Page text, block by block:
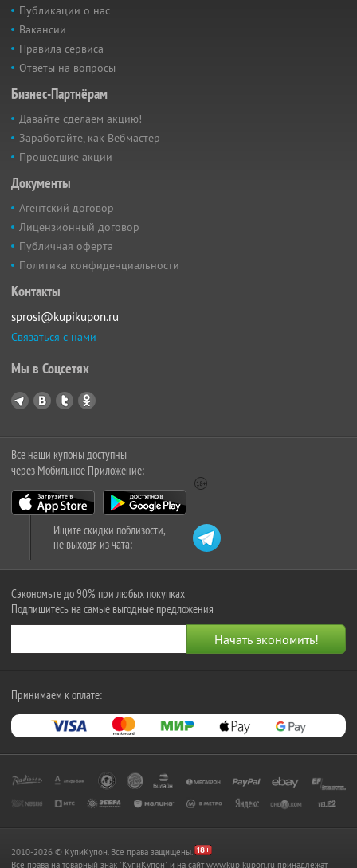
Публикации о нас
Вакансии
Правила сервиса
Ответы на вопросы
Бизнес-Партнёрам
Давайте сделаем акцию!
Заработайте, как Вебмастер
Прошедшие акции
Документы
Агентский договор
Лицензионный договор
Публичная оферта
Политика конфиденциальности
Контакты
sprosi@kupikupon.ru
Связаться с нами
Мы в Соцсетях
Все наши купоны доступны
через Мобильное Приложение:
Ищите скидки поблизости,
не выходя из чата:
Сэкономьте до 90% при любых покупках
Подпишитесь на самые выгодные предложения
Принимаем к оплате:
2010-2026 © КупиКупон. Все права защищены.
Все права на товарный знак "КупиКупон" и на сайт www.kupikupon.ru принадлежат